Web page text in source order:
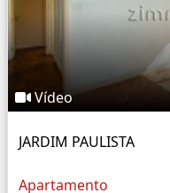
Vídeo
JARDIM PAULISTA
Apartamento